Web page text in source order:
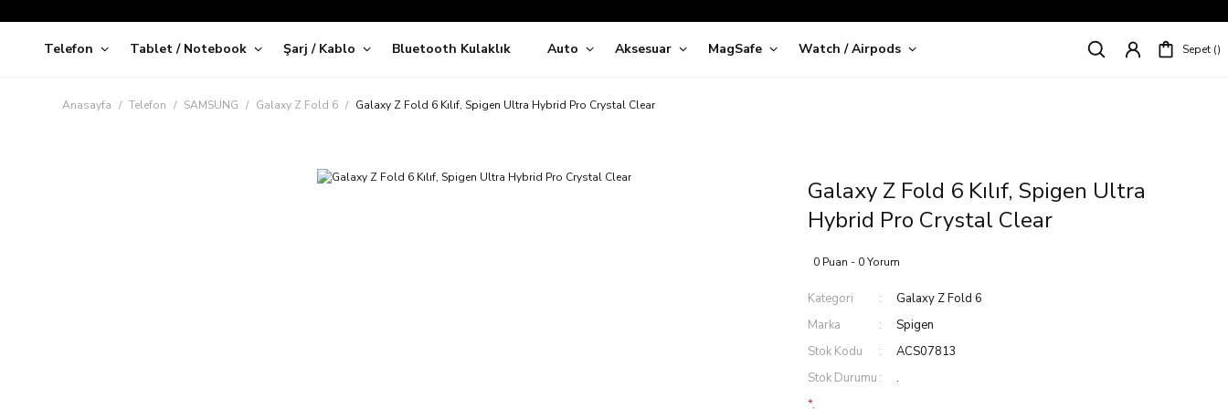
Siparişleriniz
5 İş Günü İçerisinde Kargoda!
Kapıda Ödeme Kolaylığı, Kredi Kartı ile Taksitli Hızlı ve Güvenli Alışveriş!
Süper İndirimli Fiyatlar
Telefon Tablet / Notebook Şarj / Kablo Bluetooth Kulaklık Auto Aksesuar MagSafe Watch / Airpods Sepet
Anasayfa Telefon SAMSUNG Galaxy Z Fold 6 Galaxy Z Fold 6 Kılıf, Spigen Ultra Hybrid Pro Crystal Clear
Galaxy Z Fold 6 Kılıf, Spigen Ultra
Hybrid Pro Crystal Clear
0 Puan - 0 Yorum
Kategori
Galaxy Z Fold 6
Marka
Spigen
Stok Kodu
ACS07813
Stok Durumu
.
*.